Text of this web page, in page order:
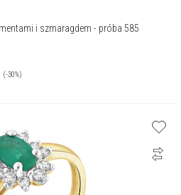
i szmaragdem - próba 585
(-30%)